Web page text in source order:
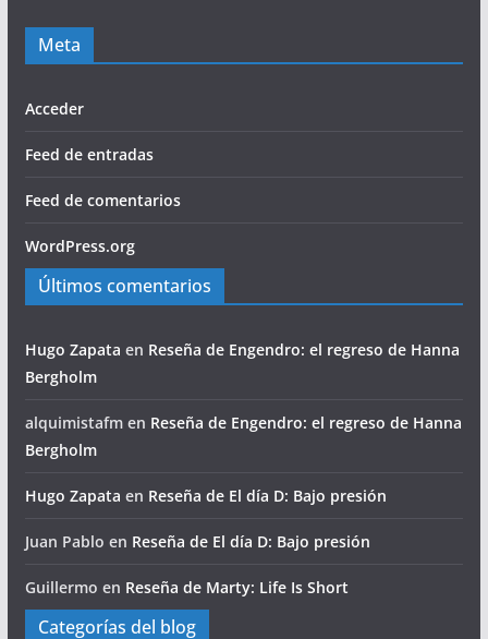
Meta
Acceder
Feed de entradas
Feed de comentarios
WordPress.org
Últimos comentarios
Hugo Zapata en Reseña de Engendro: el regreso de Hanna
Bergholm
alquimistafmen Reseña de Engendro: el regreso de Hanna
Bergholm
Hugo Zapata en Reseña de El día D: Bajo presión
Juan Pablo en Reseña de El día D: Bajo presión
Guillermo en Reseña de Marty: Life Is Short
Categorías del blog